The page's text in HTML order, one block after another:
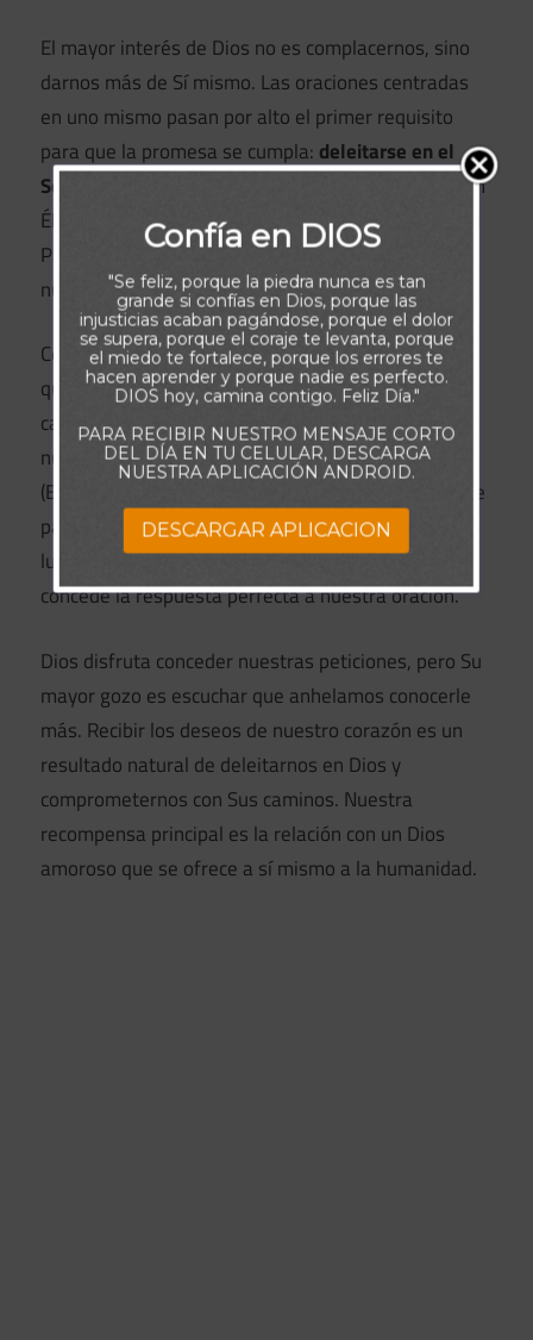
El mayor interés de Dios no es complacernos, sino
darnos más de Sí mismo. Las oraciones centradas
en uno mismo pasan por alto el primer requisito
para que la promesa se cumpla: deleitarse en el
Señor
. Se espera que disfrutemos pasar tiempo con
Él, en comunión y servicio. A medida que leemos Su
Palabra y oramos, experimentamos Su obra en
nuestra vida, y nuestra fe en Él se profundiza.
Con el tiempo, nuestra creciente confianza indica
que comenzamos a aprender los pensamientos y
caminos de Dios. Él remodelará los deseos de
nuestro corazón para que coincidan con los Suyos
(Ezequiel 36:25-27), aunque lo que Él provea puede
parecer muy diferente de lo que solicitamos. En
lugar de darnos lo que creemos que queremos, Él
concede la respuesta perfecta a nuestra oración.
Dios disfruta conceder nuestras peticiones, pero Su
mayor gozo es escuchar que anhelamos conocerle
más. Recibir los deseos de nuestro corazón es un
resultado natural de deleitarnos en Dios y
comprometernos con Sus caminos. Nuestra
recompensa principal es la relación con un Dios
amoroso que se ofrece a sí mismo a la humanidad.
Confía en DIOS
"Se feliz, porque la piedra nunca es tan
grande si confías en Dios, porque las
injusticias acaban pagándose, porque el dolor
se supera, porque el coraje te levanta, porque
el miedo te fortalece, porque los errores te
hacen aprender y porque nadie es perfecto.
DIOS hoy, camina contigo. Feliz Día."
PARA RECIBIR NUESTRO MENSAJE CORTO
DEL DÍA EN TU CELULAR, DESCARGA
NUESTRA APLICACIÓN ANDROID.
DESCARGAR APLICACION